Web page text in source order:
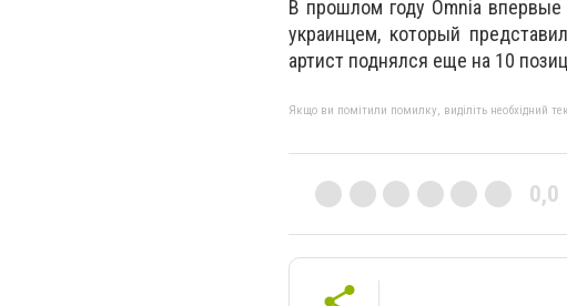
В прошлом году Omnia
украинцем, который
артист поднялся еще на 10
Якщо ви помітили помилку, виділіть необхідний
0,0